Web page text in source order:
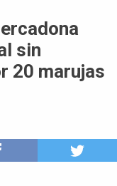
sin
20 marujas